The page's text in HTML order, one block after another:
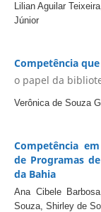
Lilian Aguilar
Júnior
Competência
o papel da
Verônica de Souza
Competência
de Programas
da Bahia
Ana Cibele
Souza, Shirley de